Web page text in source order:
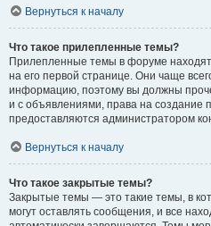
Вернуться к началу
Что такое прилепленные темы?
Прилепленные темы в форуме
на его первой странице. Они чаще
информацию, поэтому вы должны
и с объявлениями, права на создание
предоставляются администратором
Вернуться к началу
Что такое закрытые темы?
Закрытые темы — это такие темы, в
могут оставлять сообщения, и все